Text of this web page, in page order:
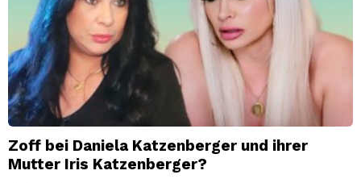
Zoff bei Daniela Katzenberger und ihrer
Mutter Iris Katzenberger?